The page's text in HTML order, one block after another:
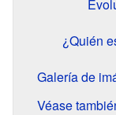
¿Quién
Galería de
Véase